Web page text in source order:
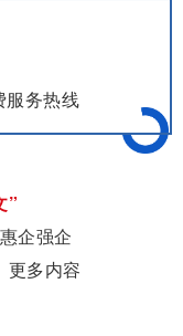
服务热线
”
企强企
更多内容